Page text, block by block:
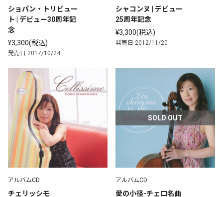
ショパン・トリビュー
ト | デビュー30周年記
念
¥3,300(税込)
発売日 2017/10/24
シャコンヌ | デビュー
25周年記念
¥3,300(税込)
発売日 2012/11/20
アルバムCD
チェリッシモ
SOLD OUT
アルバムCD
愛の小径-チェロ名曲